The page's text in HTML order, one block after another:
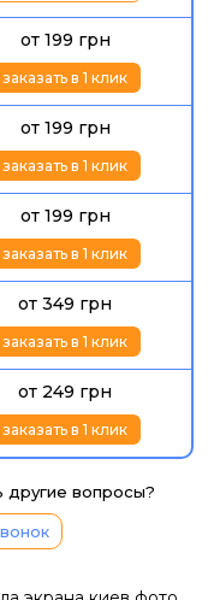
от 199 грн
заказать в 1 клик
от 199 грн
заказать в 1 клик
от 199 грн
заказать в 1 клик
от 349 грн
заказать в 1 клик
от 249 грн
заказать в 1 клик
другие вопросы?